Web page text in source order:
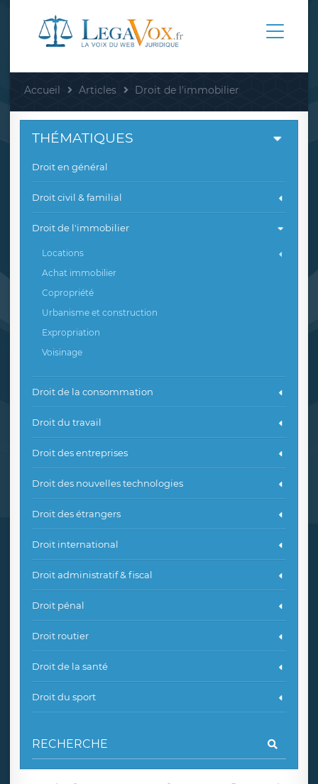
Accueil Articles Droit de l'immobilier
THÉMATIQUES
Droit en général
Droit civil & familial
Droit de l'immobilier
Locations
Achat immobilier
Copropriété
Urbanisme et construction
Expropriation
Voisinage
Droit de la consommation
Droit du travail
Droit des entreprises
Droit des nouvelles technologies
Droit des étrangers
Droit international
Droit administratif & fiscal
Droit pénal
Droit routier
Droit de la santé
Droit du sport